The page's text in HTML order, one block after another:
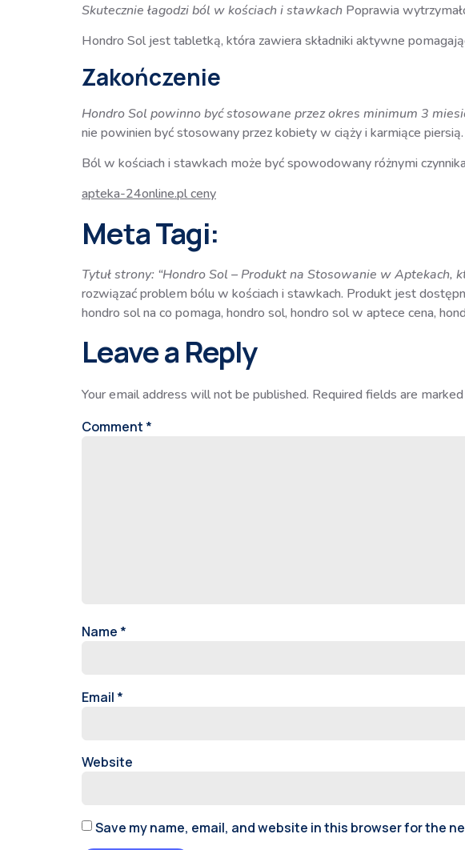
Skutecznie łagodzi ból w kościach i stawkach Poprawia
Hondro Sol jest tabletką, która zawiera składniki aktywne
Zakończenie
Hondro Sol powinno być stosowane przez okres minimum 3
nie powinien być stosowany przez kobiety w ciąży i karmiące piersią.
Ból w kościach i stawkach może być spowodowany różnymi
apteka-24online.pl ceny
Meta Tagi:
Tytuł strony: “Hondro Sol – Produkt na Stosowanie w Aptekach,
rozwiązać problem bólu w kościach i stawkach. Produkt jest
hondro sol na co pomaga, hondro sol, hondro sol w aptece cena,
Leave a Reply
Your email address will not be published. Required fields are marked
Comment *
Name *
Email *
Website
Save my name, email, and website in this browser for the